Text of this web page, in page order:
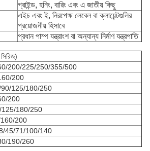
গ্রাইন্ড, হনিং, বারিং এবং এ জাতীয় কিছু
এইচ এবং ই, নিরপেক্ষ লেবেল বা ক্লায়েন্টগুলির
প্রয়োজনীয় হিসাবে
প্রধান পাম্প যন্ত্রাংশ বা অন্যান্য নির্মাণ যন্ত্রপাতি
200/225/250/355/500
200
125/180/250
200
125/180/250
200
45/71/100/140
190/260